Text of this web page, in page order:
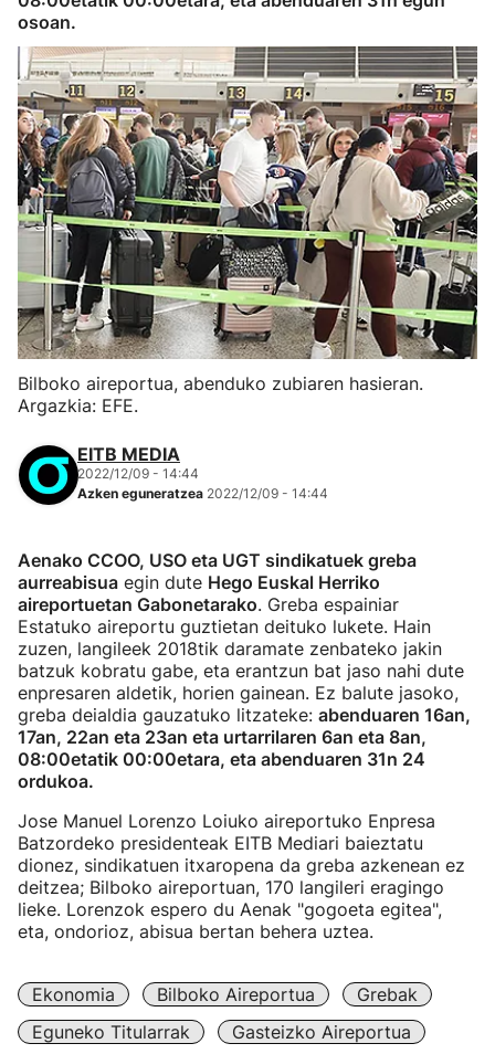
osoan.
Bilboko aireportua, abenduko zubiaren hasieran.
Argazkia: EFE.
EITB MEDIA
2022/12/09 - 14:44
Azken eguneratzea 2022/12/09 - 14:44
Aenako CCOO, USO eta UGT sindikatuek greba
aurreabisua egin dute Hego Euskal Herriko
aireportuetan Gabonetarako. Greba espainiar
Estatuko aireportu guztietan deituko lukete. Hain
zuzen, langileek 2018tik daramate zenbateko jakin
batzuk kobratu gabe, eta erantzun bat jaso nahi dute
enpresaren aldetik, horien gainean. Ez balute jasoko,
greba deialdia gauzatuko litzateke: abenduaren 16an,
17an, 22an eta 23an eta urtarrilaren 6an eta 8an,
08:00etatik 00:00etara, eta abenduaren 31n 24
ordukoa.
Jose Manuel Lorenzo Loiuko aireportuko Enpresa
Batzordeko presidenteak EITB Mediari baieztatu
dionez, sindikatuen itxaropena da greba azkenean ez
deitzea; Bilboko aireportuan, 170 langileri eragingo
lieke. Lorenzok espero du Aenak "gogoeta egitea",
eta, ondorioz, abisua bertan behera uztea.
Ekonomia Bilboko Aireportua
Grebak
Eguneko Titularrak
Gasteizko Aireportua